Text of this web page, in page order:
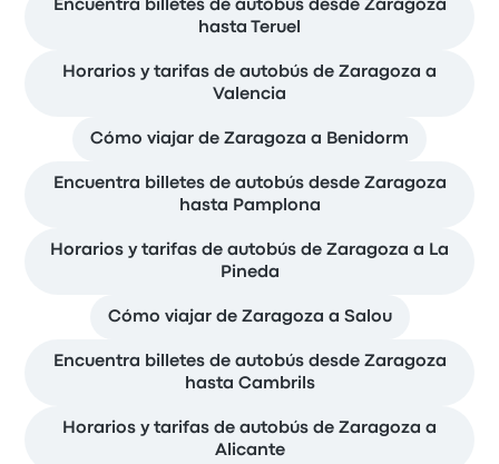
Encuentra billetes de autobús desde Zaragoza
hasta Teruel
Horarios y tarifas de autobús de Zaragoza a
Valencia
Cómo viajar de Zaragoza a Benidorm
Encuentra billetes de autobús desde Zaragoza
hasta Pamplona
Horarios y tarifas de autobús de Zaragoza a La
Pineda
Cómo viajar de Zaragoza a Salou
Encuentra billetes de autobús desde Zaragoza
hasta Cambrils
Horarios y tarifas de autobús de Zaragoza a
Alicante